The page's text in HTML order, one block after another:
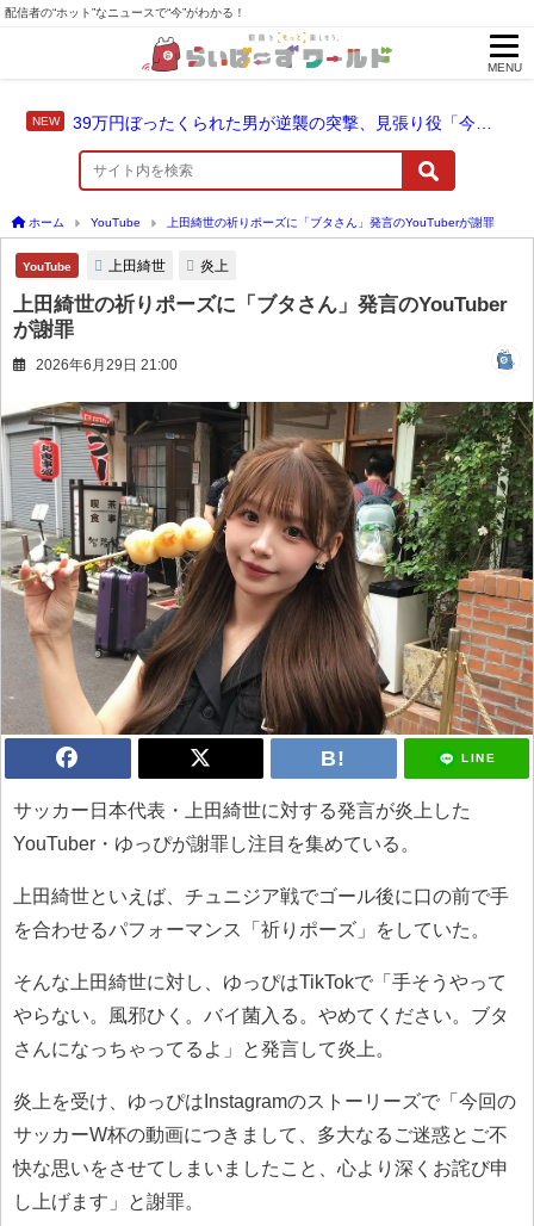
配信者の“ホット”なニュースで“今”がわかる！
MENU
ホーム YouTube 上田綺世の祈りポーズに「ブタさん」発言のYouTuberが謝罪
YouTube 上田綺世 炎上
上田綺世の祈りポーズに「ブタさん」発言のYouTuber
が謝罪
2026年6月29日 21:00
LINE
サッカー日本代表・上田綺世に対する発言が炎上した
YouTuber・ゆっぴが謝罪し注目を集めている。
上田綺世といえば、チュニジア戦でゴール後に口の前で手
を合わせるパフォーマンス「祈りポーズ」をしていた。
そんな上田綺世に対し、ゆっぴはTikTokで「手そうやって
やらない。風邪ひく。バイ菌入る。やめてください。ブタ
さんになっちゃってるよ」と発言して炎上。
炎上を受け、ゆっぴはInstagramのストーリーズで「今回の
サッカーW杯の動画につきまして、多大なるご迷惑とご不
快な思いをさせてしまいましたこと、心より深くお詫び申
し上げます」と謝罪。